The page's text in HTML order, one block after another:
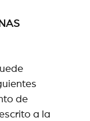
de
a la